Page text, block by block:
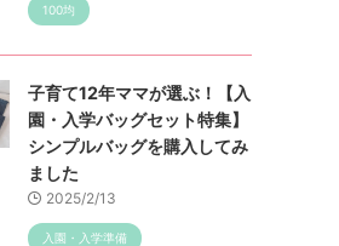
100均
子育て12年ママが選ぶ！【入
園・入学バッグセット特集】
シンプルバッグを購入してみ
ました
2025/2/13
入園・入学準備